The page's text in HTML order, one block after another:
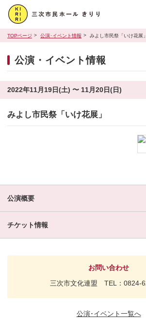
TOPページ 公演･イベント情報 みよし市民祭「いけ花展」
公演・イベント情報
2022年11月19日(土) 〜 11月20日(日)
みよし市民祭「いけ花展」
公演概要
チケット情報
お問い合わせ
三次市文化連盟 TEL：0824-
公演･イベント一覧へ